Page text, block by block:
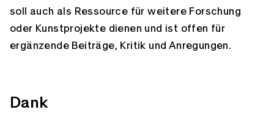
soll auch als Ressource für weitere Forschung
oder Kunstprojekte dienen und ist offen für
ergänzende Beiträge, Kritik und Anregungen.
Dank